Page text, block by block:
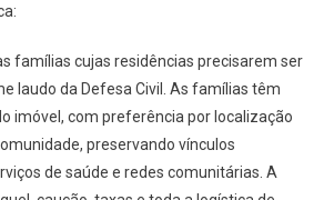
famílias cujas residências precisarem ser
laudo da Defesa Civil. As famílias têm
imóvel, com preferência por localização
preservando vínculos
de saúde e redes comunitárias. A